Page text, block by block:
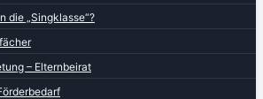
die „Singklasse“?
– Elternbeirat